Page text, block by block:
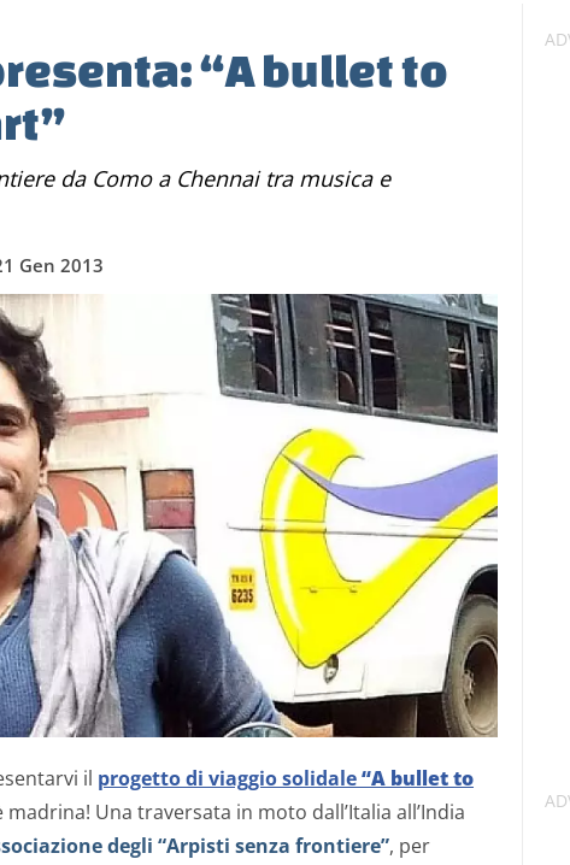
“A bullet to
Gen 2013
il progetto di viaggio solidale“A bullet to
madrina! Una traversata in moto dall’Italia all’India
degli “Arpisti senza frontiere”, per